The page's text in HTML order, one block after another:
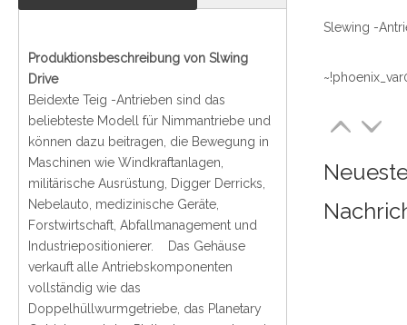
Produktionsbeschreibung von Slwing
Drive
Beidexte Teig -Antrieben sind das
beliebteste Modell für Nimmantriebe und
können dazu beitragen, die Bewegung in
Maschinen wie Windkraftanlagen,
militärische Ausrüstung, Digger Derricks,
Nebelauto, medizinische Geräte,
Forstwirtschaft, Abfallmanagement und
Industriepositionierer. Das Gehäuse
verkauft alle Antriebskomponenten
vollständig wie das
Doppelhüllwurmgetriebe, das Planetary